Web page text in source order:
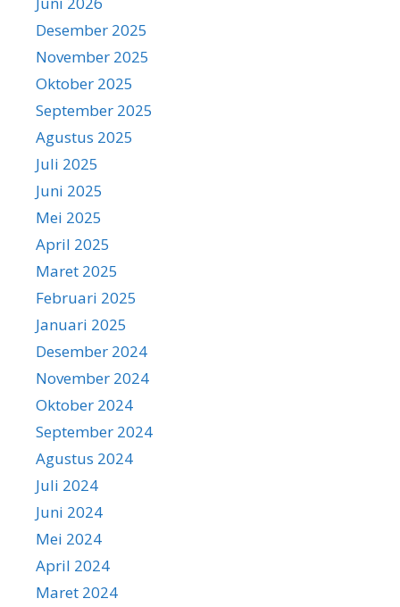
Desember 2025
November 2025
Oktober 2025
September 2025
Agustus 2025
Juli 2025
Juni 2025
Mei 2025
April 2025
Maret 2025
Februari 2025
Januari 2025
Desember 2024
November 2024
Oktober 2024
September 2024
Agustus 2024
Juli 2024
Juni 2024
Mei 2024
April 2024
Maret 2024